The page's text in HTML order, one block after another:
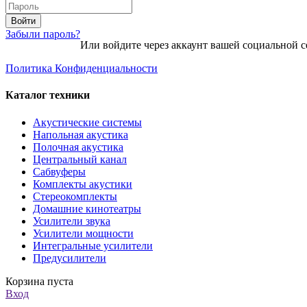
Войти
Забыли пароль?
Или войдите через аккаунт вашей социальной
Политика Конфиденциальности
Каталог техники
Акустические системы
Напольная акустика
Полочная акустика
Центральный канал
Сабвуферы
Комплекты акустики
Стереокомплекты
Домашние кинотеатры
Усилители звука
Усилители мощности
Интегральные усилители
Предусилители
Корзина пуста
Вход